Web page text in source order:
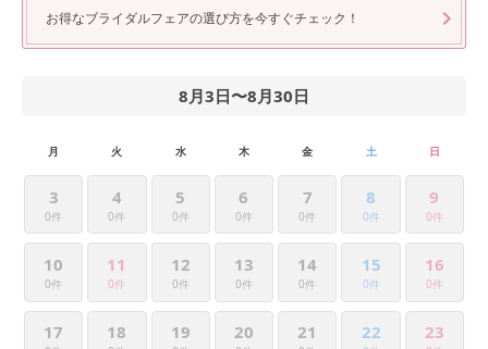
お得なブライダルフェアの選び方を今すぐチェック！
8月3日〜8月30日
月 火 水 木 金 土 日
3
0件
4
0件
5
0件
6
0件
7
0件
8
0件
9
0件
10
0件
11
0件
12
0件
13
0件
14
0件
15
0件
16
0件
17 18 19 20 21 22 23